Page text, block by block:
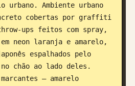
Ambiente urbano
cobertas por graffiti
ups feitos com spray,
neon laranja e amarelo,
espalhados pelo
no chão ao lado deles.
— amarelo